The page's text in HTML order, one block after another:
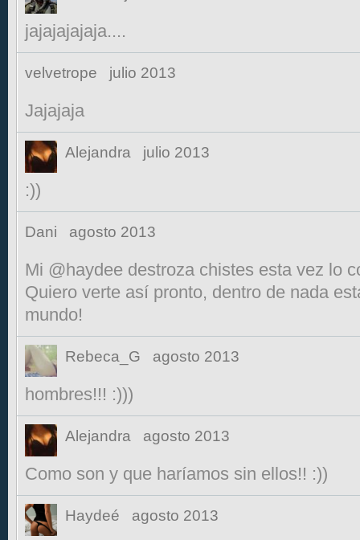
jajajajajaja....
velvetrope julio 2013
Jajajaja
Alejandra julio 2013
:))
Dani agosto 2013
Mi @haydee destroza chistes esta vez lo
Quiero verte así pronto, dentro de nada
mundo!
Rebeca_G agosto 2013
hombres!!! :)))
Alejandra agosto 2013
Como son y que haríamos sin ellos!! :))
Haydeé agosto 2013